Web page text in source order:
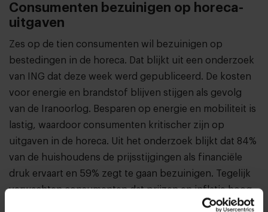
Consumenten bezuinigen op horeca-
uitgaven
Zes op de tien consumenten wil bezuinigen op
bestedingen in de horeca. Dat blijkt uit een onderzoek
van ING dat deze week werd gepubliceerd. De kosten
voor energie en brandstof blijven stijgen als gevolg
van de Iranoorlog. Besparen op energie en mobiliteit is
lastig, waardoor consumenten kritischer zijn op
uitgaven in de horeca. Uit het onderzoek blijkt dat 84%
van de huishoudens de prijsstijgingen als financiële
druk ervaart en 59% zegt te gaan bezuinigen. Tegelijk
verwachten consumenten dat prijzen en inflatie hoog
blijven. Daardoor houden ze de hand op de knip.